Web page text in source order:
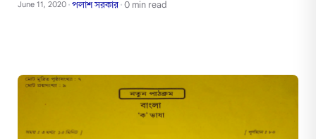
June 11, 2020 • পলাশ সরকার • 0 min read